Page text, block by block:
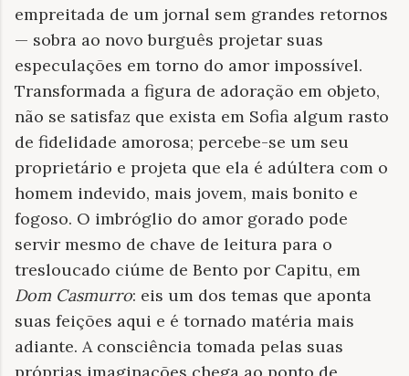
empreitada de um jornal sem grandes retornos
— sobra ao novo burguês projetar suas
especulações em torno do amor impossível.
Transformada a figura de adoração em objeto,
não se satisfaz que exista em Sofia algum rasto
de fidelidade amorosa; percebe-se um seu
proprietário e projeta que ela é adúltera com o
homem indevido, mais jovem, mais bonito e
fogoso. O imbróglio do amor gorado pode
servir mesmo de chave de leitura para o
tresloucado ciúme de Bento por Capitu, em
Dom Casmurro: eis um dos temas que aponta
suas feições aqui e é tornado matéria mais
adiante. A consciência tomada pelas suas